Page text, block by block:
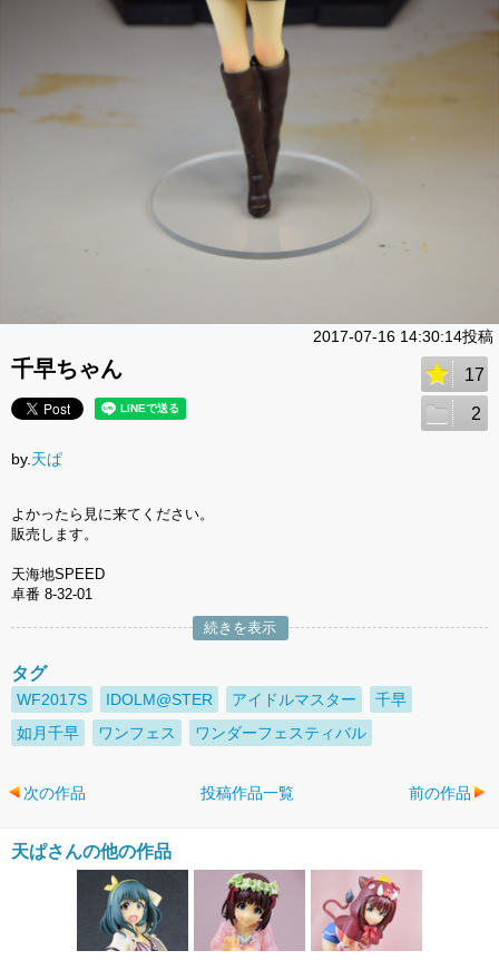
2017-07-16 14:30:14投稿
千早ちゃん 17
2
by. 天ぱ
よかったら見に来てください。
販売します。
天海地SPEED
卓番 8-32-01
続きを表示
タグ
WF2017S IDOLM@STER アイドルマスター
千早
如月千早
ワンフェス ワンダーフェスティバル
次の作品 投稿作品一覧 前の作品
天ぱさんの他の作品